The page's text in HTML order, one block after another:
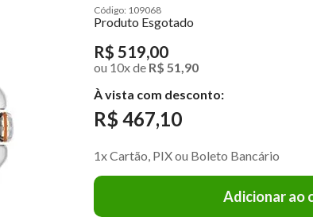
109068
Produto Esgotado
R$ 519,00
ou 10xde R$ 51,90
À vista com desconto:
R$ 467,10
1x Cartão, PIX ou Boleto Bancário
Adicionar ao